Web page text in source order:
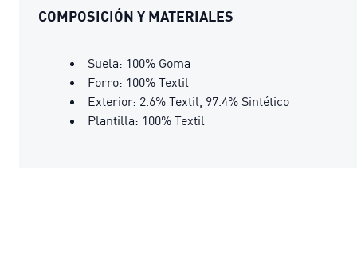
COMPOSICIÓN Y MATERIALES
Suela: 100% Goma
Forro: 100% Textil
Exterior: 2.6% Textil, 97.4% Sintético
Plantilla: 100% Textil